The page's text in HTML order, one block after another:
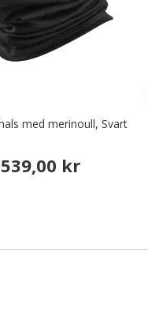
med merinoull, Svart
539,00 kr